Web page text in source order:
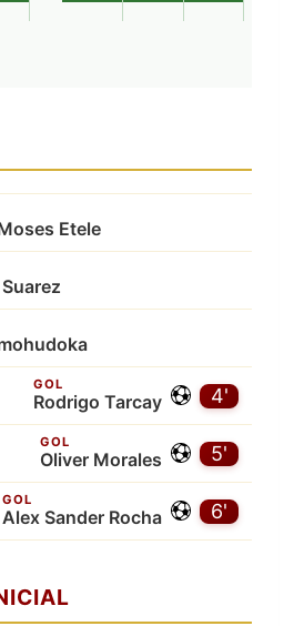
Etele
4'
GOL
Rodrigo Tarcay
5'
GOL
Oliver Morales
6'
GOL
Alex Sander Rocha